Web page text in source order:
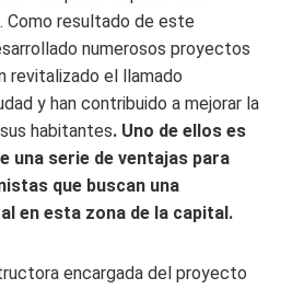
Como resultado de este
numerosos proyectos
revitalizado el llamado
y han contribuido a mejorar la
habitantes. Uno de ellos es
una serie de ventajas para
que buscan una
en esta zona de la capital.
encargada del proyecto